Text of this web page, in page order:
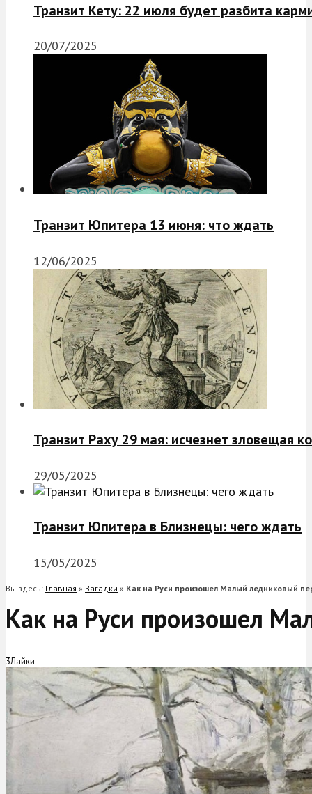
Транзит Кету: 22 июля будет разбита
20/07/2025
Транзит Юпитера 13 июня: что ждать
12/06/2025
Транзит Раху 29 мая: исчезнет зловещая
29/05/2025
Транзит Юпитера в Близнецы: чего ждать
15/05/2025
Вы здесь: Главная » Загадки » Как на Руси произошел Малый ледниковый
Как на Руси произошел
3Лайки